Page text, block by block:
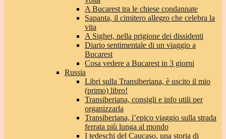
A Bucarest tra le chiese condannate
Sapanta, il cimitero allegro che celebra la
vita
A Sighet, nella prigione dei dissidenti
Diario sentimentale di un viaggio a
Bucarest
Cosa vedere a Bucarest in 3 giorni
Russia
Libri sulla Transiberiana, è uscito il mio
(primo) libro!
Transiberiana, consigli e info utili per
organizzarla
Transiberiana, l’epico viaggio sulla strada
ferrata più lunga al mondo
I tedeschi del Caucaso, una storia di